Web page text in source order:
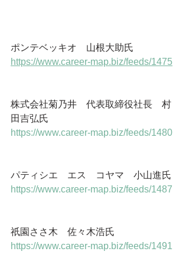
ポンテベッキオ　山根大助氏
https://www.career-map.biz/feeds/1475
株式会社菊乃井　代表取締役社長　村
田吉弘氏
https://www.career-map.biz/feeds/1480
パティシエ　エス　コヤマ　小山進氏
https://www.career-map.biz/feeds/1487
祇園ささ木　佐々木浩氏
https://www.career-map.biz/feeds/1491